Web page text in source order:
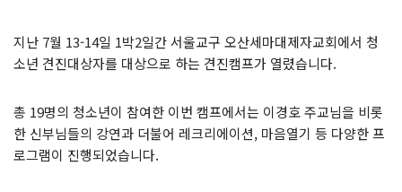
지난 7월 13-14일 1박2일간 서울교구 오산세마대제자교회에서 청
소년 견진대상자를 대상으로 하는 견진캠프가 열렸습니다.
총 19명의 청소년이 참여한 이번 캠프에서는 이경호 주교님을 비롯
한 신부님들의 강연과 더불어 레크리에이션, 마음열기 등 다양한 프
로그램이 진행되었습니다.